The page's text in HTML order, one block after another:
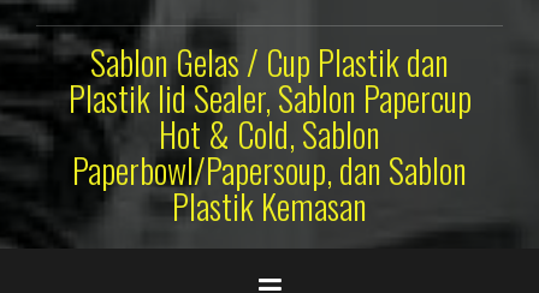
Sablon Gelas / Cup Plastik dan
Plastik lid Sealer, Sablon Papercup
Hot & Cold, Sablon
Paperbowl/Papersoup, dan Sablon
Plastik Kemasan